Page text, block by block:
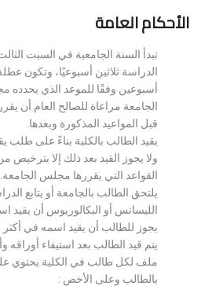
الأحكام العامة
تبدأ السنة الجامعية في السبت
الدراسة ثلاثين أسبوعيًا، وتكون
أسبوعين وفقًا للموعد الذي
الجامعة مراعاة للصالح العام أن يقرر
قبل المواعيد المذكورة وبعدها.
يقيد الطالب بالكلية بناءً على طلب
ولا يجوز القيد بعد ذلك إلا
القواعد التي يقررها مجلس الجامعة.
يلتحق الطالب بالجامعة أو يتابع
الليسانس أو البكالوريوس أن يقيد
يجوز للطالب أن يقيد اسمه في
يتم قيد الطالب بعد استيفاء أوراقه
ملف لكل طالب في الكلية يحتوي
بالطالب وعلى الأخص :